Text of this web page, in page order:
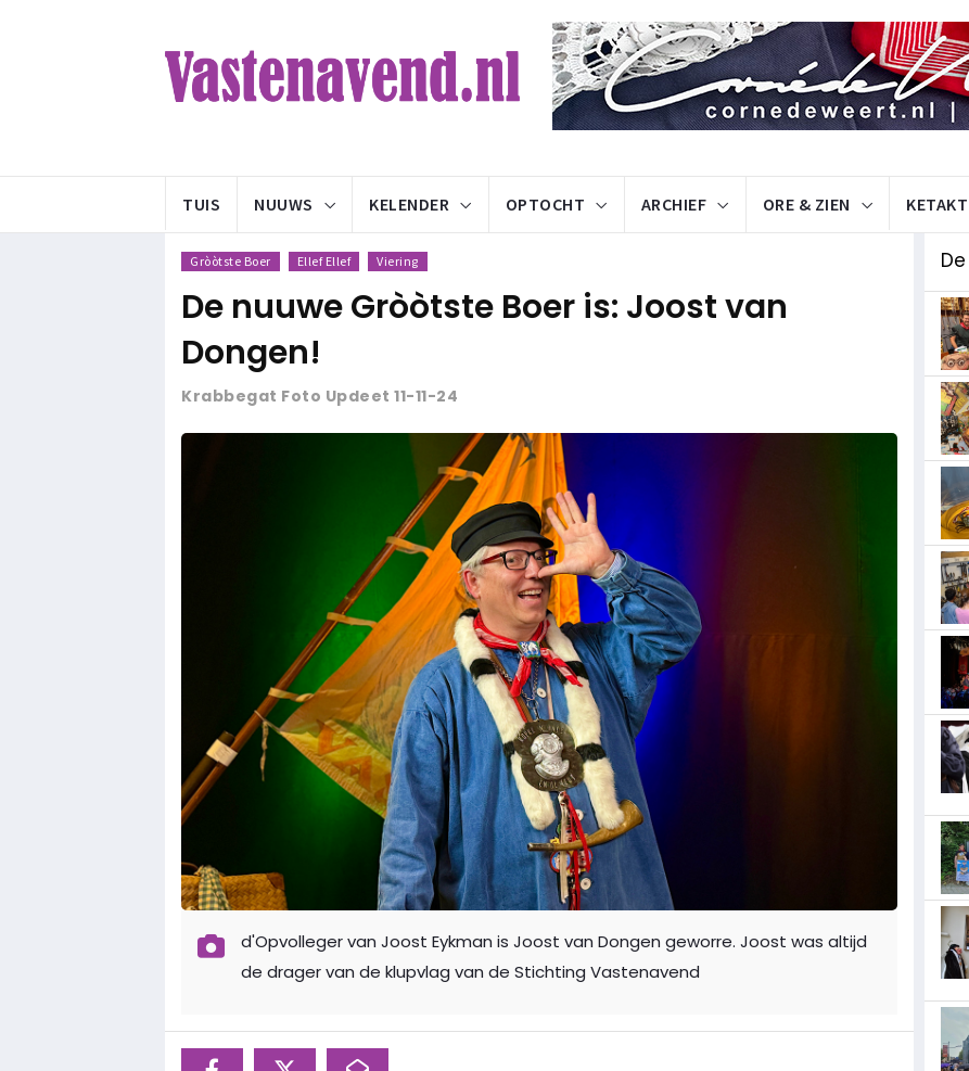
TUIS NUUWS KELENDER OPTOCHT ARCHIEF ORE & ZIEN KETAKT
Gròòtste Boer Ellef Ellef Viering
De nuuwe Gròòtste Boer is: Joost van
Dongen!
Krabbegat Foto Updeet 11-11-24
d'Opvolleger van Joost Eykman is Joost van Dongen geworre. Joost was altijd
de drager van de klupvlag van de Stichting Vastenavend